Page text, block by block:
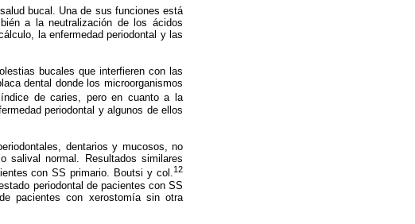
bucal. Una de sus funciones está
a la neutralización de los ácidos
la enfermedad periodontal y las
bucales que interfieren con las
dental donde los microorganismos
de caries, pero en cuanto a la
periodontal y algunos de ellos
dentarios y mucosos, no
salival normal. Resultados similares
con SS primario. Boutsi y col.12
periodontal de pacientes con SS
pacientes con xerostomía sin otra